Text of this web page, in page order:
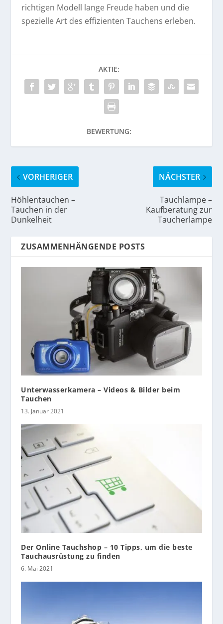
richtigen Modell lange Freude haben und die
spezielle Art des effizienten Tauchens erleben.
AKTIE:
BEWERTUNG:
VORHERIGER
Höhlentauchen –
Tauchen in der
Dunkelheit
NÄCHSTER
Tauchlampe –
Kaufberatung zur
Taucherlampe
ZUSAMMENHÄNGENDE POSTS
Unterwasserkamera – Videos & Bilder beim
Tauchen
13. Januar 2021
Der Online Tauchshop – 10 Tipps, um die beste
Tauchausrüstung zu finden
6. Mai 2021